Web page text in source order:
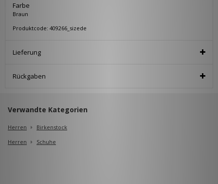
Farbe
Braun
Produktcode: 409266_sizede
Lieferung
Rückgaben
Verwandte Kategorien
Herren
Birkenstock
Herren
Schuhe